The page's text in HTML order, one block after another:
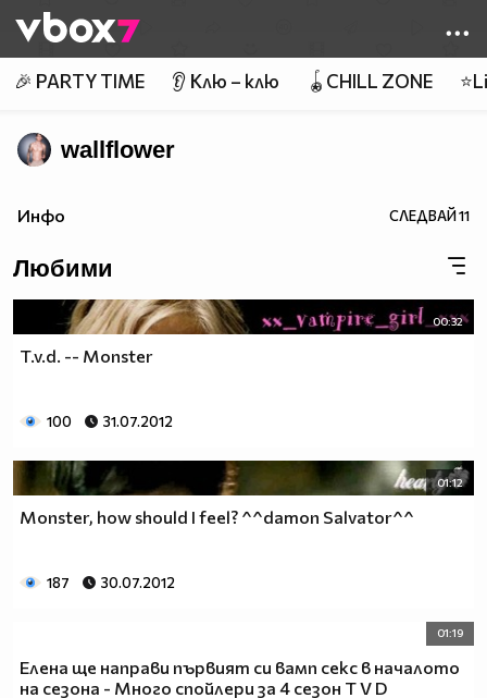
👾
🎉 PARTY TIME 👂 Клю – клю 🪀CHILL ZONE
wallflower
Инфо СЛЕДВАЙ11
Любими
00:32
T.v.d. -- Monster
100 31.07.2012
01:12
Monster, how should I feel? ^^damon Salvator^^
187 30.07.2012
01:19
Елена ще направи първият си вамп секс в началото
на сезона - Много спойлери за 4 сезон T V D